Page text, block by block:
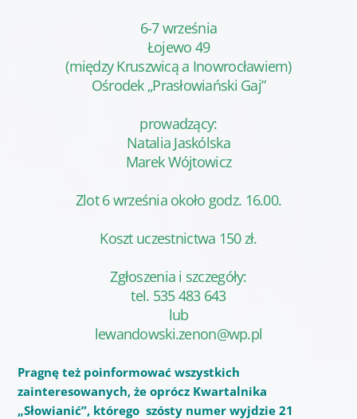
6-7 września
Łojewo 49
(między Kruszwicą a Inowrocławiem)
Ośrodek „Prasłowiański Gaj”
prowadzący:
Natalia Jaskólska
Marek Wójtowicz
Zlot 6 września około godz. 16.00.
Koszt uczestnictwa 150 zł.
Zgłoszenia i szczegóły:
tel. 535 483 643
lub
lewandowski.zenon@wp.pl
Pragnę też poinformować wszystkich
zainteresowanych, że oprócz Kwartalnika
„Słowianić”, którego szósty numer wyjdzie 21